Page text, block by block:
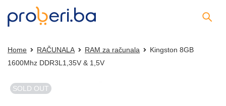
Home RAČUNALA RAM za računala
Kingston 8GB
1600Mhz DDR3L1,35V & 1,5V
SOLD OUT